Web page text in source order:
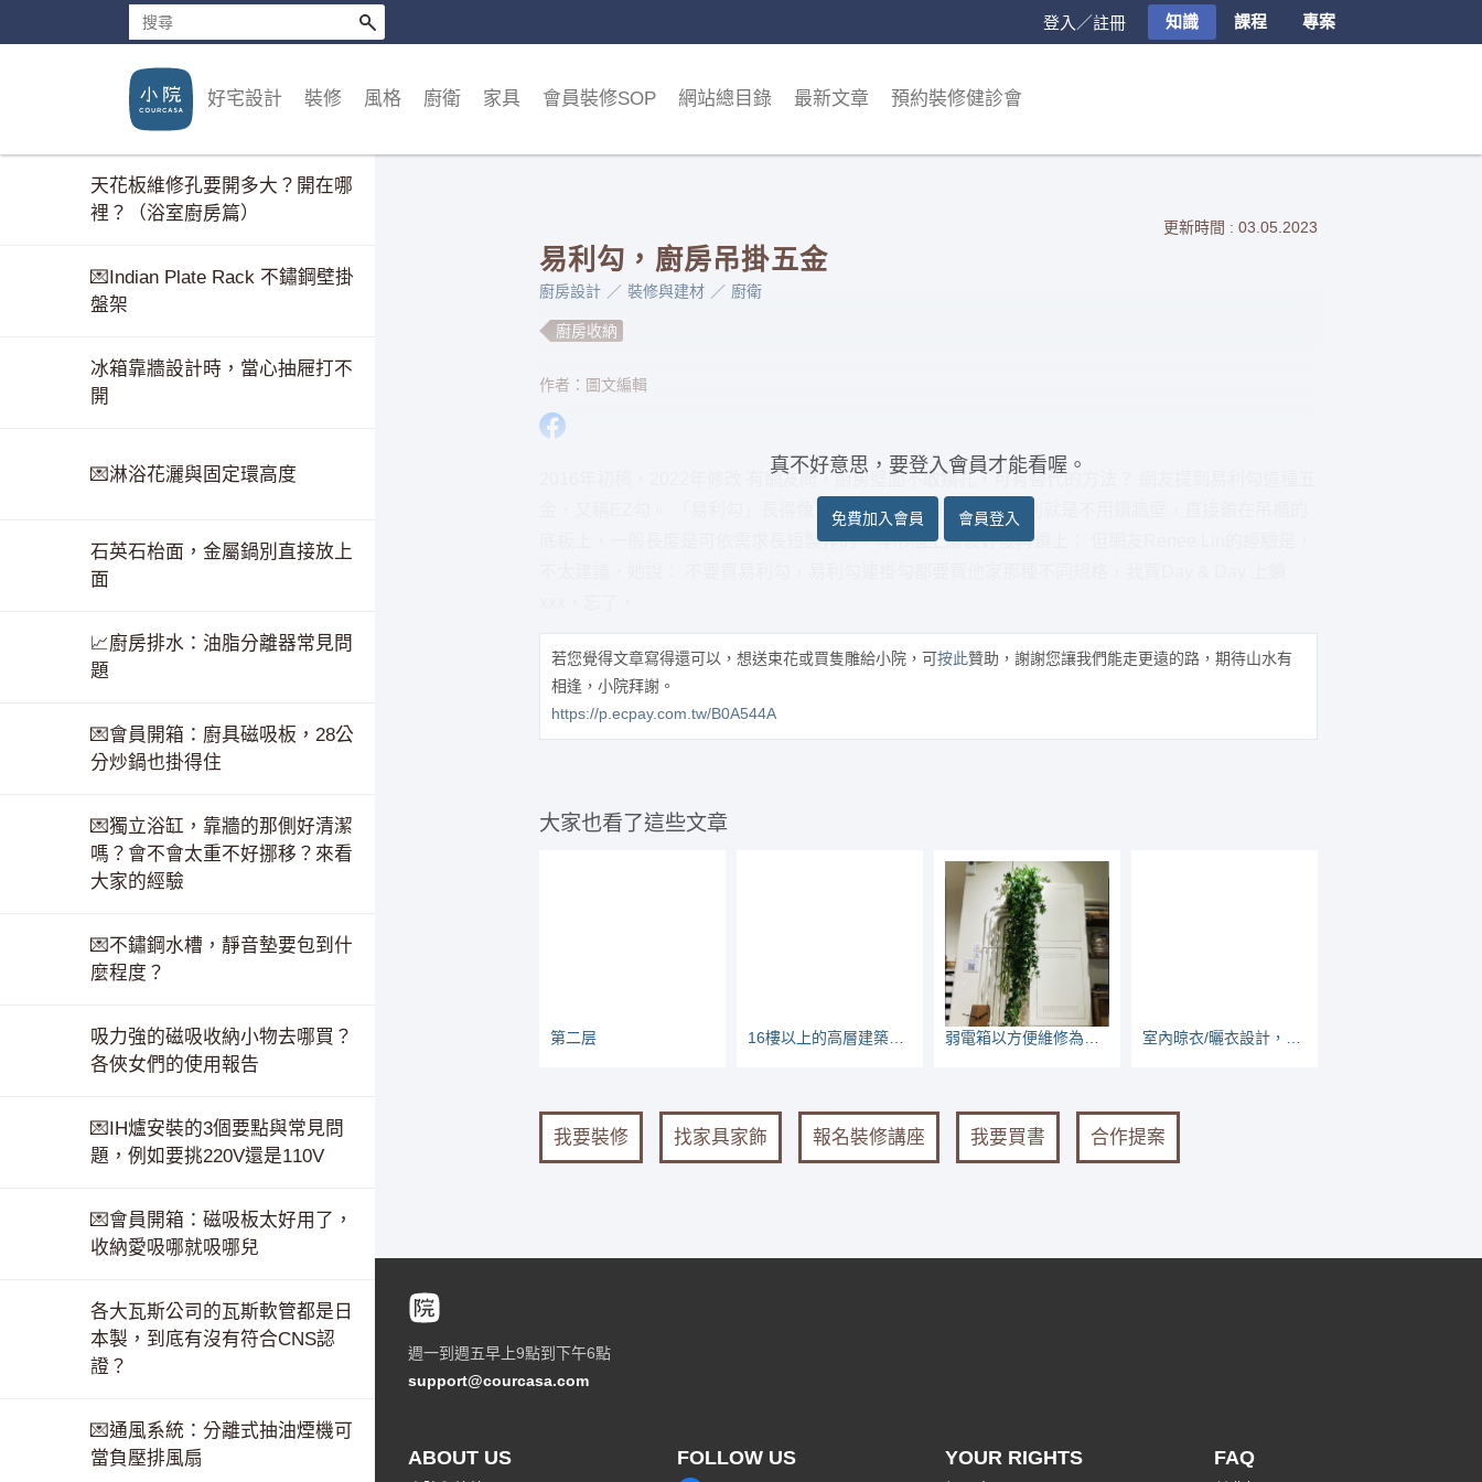
登入／註冊 知識 課程 專案
好宅設計 裝修 風格 廚衛 家具 會員裝修SOP 網站總目錄 最新文章 預約裝修健診會
天花板維修孔要開多大？開在哪
裡？（浴室廚房篇）
💌Indian Plate Rack 不鏽鋼壁掛
盤架
冰箱靠牆設計時，當心抽屜打不
開
💌淋浴花灑與固定環高度
石英石枱面，金屬鍋別直接放上
面
📈廚房排水：油脂分離器常見問
題
💌會員開箱：廚具磁吸板，28公
分炒鍋也掛得住
💌獨立浴缸，靠牆的那側好清潔
嗎？會不會太重不好挪移？來看
大家的經驗
💌不鏽鋼水槽，靜音墊要包到什
麼程度？
吸力強的磁吸收納小物去哪買？
各俠女們的使用報告
💌IH爐安裝的3個要點與常見問
題，例如要挑220V還是110V
💌會員開箱：磁吸板太好用了，
收納愛吸哪就吸哪兒
各大瓦斯公司的瓦斯軟管都是日
本製，到底有沒有符合CNS認
證？
💌通風系統：分離式抽油煙機可
當負壓排風扇
更新時間 : 03.05.2023
易利勾，廚房吊掛五金
廚房設計 裝修與建材 廚衛
廚房收納
作者：圖文編輯
2016年初稿，2022年修改 有網友問，廚房壁面不敢鑽孔，可有替代的方法？ 網友提到易利勾這種五
金，又稱EZ勾。 「易利勾」長得像下圖那樣，跟一般吊桿的差別就是不用鑽牆壁，直接鎖在吊櫃的
底板上，一般長度是可依需求長短製作的，等吊櫃上牆裝好後再鎖上： 但網友Renee Lin的經驗是，
真不好意思，要登入會員才能看喔。
免費加入會員 會員登入
若您覺得文章寫得還可以，想送束花或買隻雕給小院，可按此贊助，謝謝您讓我們能走更遠的路，期待山水有
相逢，小院拜謝。
https://p.ecpay.com.tw/B0A544A
大家也看了這些文章
第二层 16樓以上的高層建築物，管材要不要用不燃管？
我要裝修 找家具家飾 報名裝修講座 我要買書 合作提案
週一到週五早上9點到下午6點
support@courcasa.com
ABOUT US FOLLOW US YOUR RIGHTS FAQ